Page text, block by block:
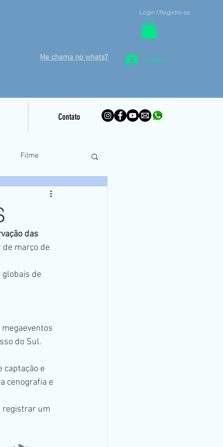
Login / Registre-se
Me chama no whats? Login
Contato
Filme
Piloto Remoto
Pantanaldas
março de
de
do Sul.
captação e
cenografia e
registrar um